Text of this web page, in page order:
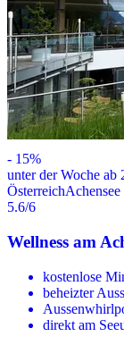
- 15%
unter der Woche ab
Österreich
5.6/6
Wellness am
kostenlose
beheizter
direkt am